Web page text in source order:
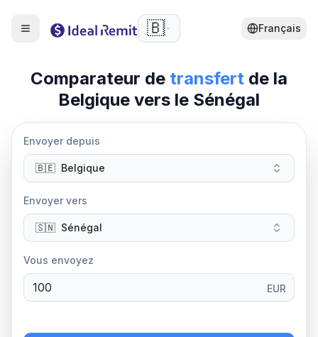
🇧🇪 Français
Comparateur de transfert de la
Belgique vers le Sénégal
Envoyer depuis
🇧🇪 Belgique
Envoyer vers
🇸🇳 Sénégal
Vous envoyez
EUR